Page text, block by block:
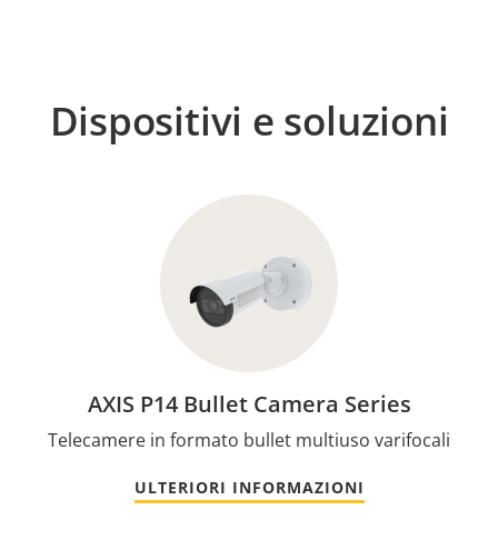
Dispositivi e soluzioni
AXIS P14 Bullet Camera Series
Telecamere in formato bullet multiuso varifocali
ULTERIORI INFORMAZIONI